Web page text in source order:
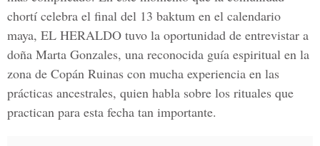
chortí celebra el final del 13 baktum en el calendario
maya, EL HERALDO tuvo la oportunidad de entrevistar a
doña Marta Gonzales, una reconocida guía espiritual en la
zona de Copán Ruinas con mucha experiencia en las
prácticas ancestrales, quien habla sobre los rituales que
practican para esta fecha tan importante.